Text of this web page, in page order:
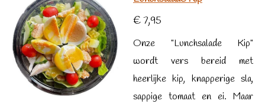
€ 7,95
Onze "Lunchsalade Kip"
wordt vers bereid met
heerlijke kip, knapperige sla,
sappige tomaat en ei. Maar